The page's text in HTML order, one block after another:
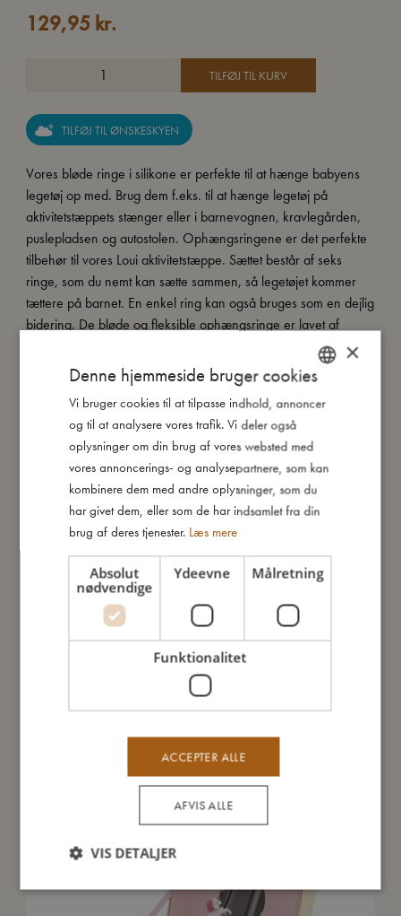
129,95 kr.
TILFØJ TIL KURV
TILFØJ TIL ØNSKESKYEN
Vores bløde ringe i silikone er perfekte til at hænge babyens
legetøj op med. Brug dem f.eks. til at hænge legetøj på
aktivitetstæppets stænger eller i barnevognen, kravlegården,
puslepladsen og autostolen. Ophængsringene er det perfekte
tilbehør til vores Loui aktivitetstæppe. Sættet består af seks
ringe, som du nemt kan sætte sammen, så legetøjet kommer
tættere på barnet. En enkel ring kan også bruges som en dejlig
bidering. De bløde og fleksible ophængsringe er lavet af
slidstærk og superblød silikone, som du nemt kan rengøre i
opvaskemaskinen. Den fine æske indeholder ringe i farverne
creme, støvet grøn og mørkeblå.
Så stor er jeg
Jeg er lavet af
Sådan plejer du mig
Du vil måske også kunne lide
DANISH
GERMAN
×
Denne hjemmeside bruger cookies
Vi bruger cookies til at tilpasse indhold, annoncer
og til at analysere vores trafik. Vi deler også
oplysninger om din brug af vores websted med
vores annoncerings- og analysepartnere, som kan
kombinere dem med andre oplysninger, som du
har givet dem, eller som de har indsamlet fra din
brug af deres tjenester. Læs mere
Absolut
nødvendige
Ydeevne Målretning
Funktionalitet
ACCEPTER ALLE
AFVIS ALLE
VIS DETALJER